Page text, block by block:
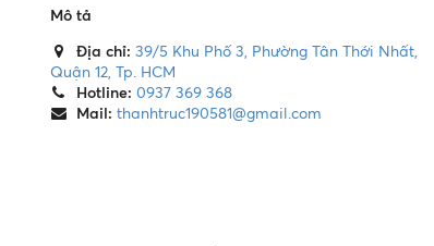
Mô tả
Địa chỉ: 39/5 Khu Phố 3, Phường Tân Thới Nhất,
Quận 12, Tp. HCM
Hotline: 0937 369 368
Mail: thanhtruc190581@gmail.com